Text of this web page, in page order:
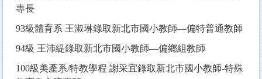
專長
93級體育系 王淑琳錄取新北市國小教師—偏特普通教師
94級 王沛緹錄取新北市國小教師—偏鄉組教師
100級美產系/特教學程 謝采宜錄取新北市國小教師-特殊